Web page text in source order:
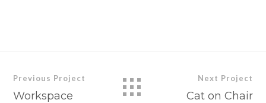
Previous Project
Workspace
Next Project
Cat on Chair